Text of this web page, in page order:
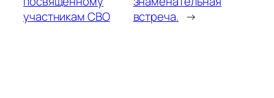
участникам СВО
встреча. →